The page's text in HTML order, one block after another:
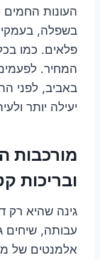
העונות החמים
בשפלה,
פלאים. כמו
המחיר.
באביב, לפני
יעילה יותר
מורכבות
ובריכות
גינה שהיא רק
עבותה, שיחים
אלמנטים של